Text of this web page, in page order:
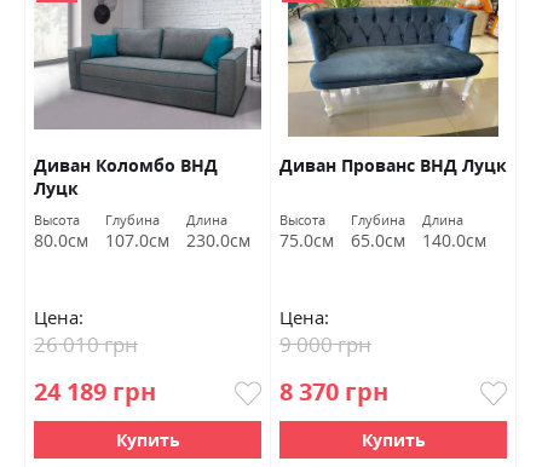
Диван Коломбо ВНД
Луцк
Высота
80.0см
Глубина
107.0см
Длина
230.0см
Цена:
24 189 грн
26 010 грн
Купить
Диван Прованс ВНД Луцк
Высота
75.0см
Глубина
65.0см
Длина
140.0см
Цена:
8 370 грн
9 000 грн
Купить